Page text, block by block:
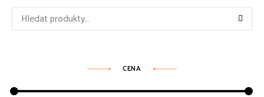
Hledat:
CENA